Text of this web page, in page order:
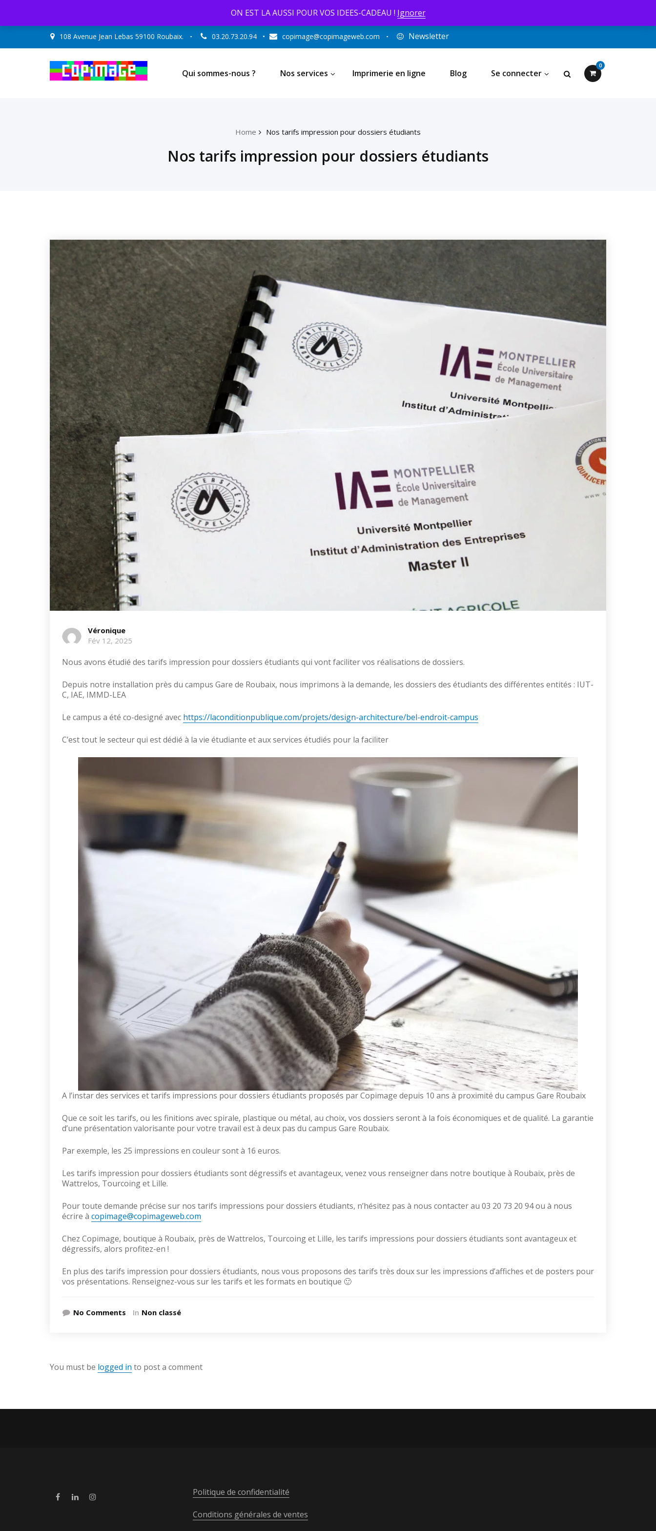
108 Avenue Jean Lebas 59100 Roubaix. 03.20.73.20.94 • copimage@copimageweb.com Newsletter
Qui sommes-nous ? Nos services Imprimerie en ligne Blog Se connecter
0
Home Nos tarifs impression pour dossiers étudiants
Nos tarifs impression pour dossiers étudiants
Véronique
Fév 12, 2025
Nous avons étudié des tarifs impression pour dossiers étudiants qui vont faciliter vos réalisations de dossiers.
Depuis notre installation près du campus Gare de Roubaix, nous imprimons à la demande, les dossiers des étudiants des différentes entités : IUT-
C, IAE, IMMD-LEA
Le campus a été co-designé avec https://laconditionpublique.com/projets/design-architecture/bel-endroit-campus
C’est tout le secteur qui est dédié à la vie étudiante et aux services étudiés pour la faciliter
A l’instar des services et tarifs impressions pour dossiers étudiants proposés par Copimage depuis 10 ans à proximité du campus Gare Roubaix
Que ce soit les tarifs, ou les finitions avec spirale, plastique ou métal, au choix, vos dossiers seront à la fois économiques et de qualité. La garantie
d’une présentation valorisante pour votre travail est à deux pas du campus Gare Roubaix.
Par exemple, les 25 impressions en couleur sont à 16 euros.
Les tarifs impression pour dossiers étudiants sont dégressifs et avantageux, venez vous renseigner dans notre boutique à Roubaix, près de
Wattrelos, Tourcoing et Lille.
Pour toute demande précise sur nos tarifs impressions pour dossiers étudiants, n’hésitez pas à nous contacter au 03 20 73 20 94 ou à nous
écrire à copimage@copimageweb.com
Chez Copimage, boutique à Roubaix, près de Wattrelos, Tourcoing et Lille, les tarifs impressions pour dossiers étudiants sont avantageux et
dégressifs, alors profitez-en !
En plus des tarifs impression pour dossiers étudiants, nous vous proposons des tarifs très doux sur les impressions d’affiches et de posters pour
vos présentations. Renseignez-vous sur les tarifs et les formats en boutique 🙂
No Comments In Non classé
You must be logged in to post a comment
Politique de confidentialité
Conditions générales de ventes
ON EST LA AUSSI POUR VOS IDEES-CADEAU ! Ignorer